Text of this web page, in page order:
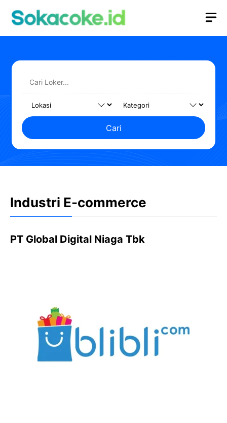
Cari
Industri E-commerce
PT Global Digital Niaga Tbk